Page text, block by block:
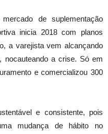
de suplementação
inicia 2018 com planos
a varejista vem alcançando
nocauteando a crise. Só em
e comercializou 300
e consistente, pois
mudança de hábito no